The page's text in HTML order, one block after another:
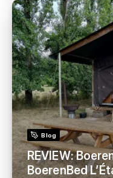
Blog
REVIEW:
BoerenBed